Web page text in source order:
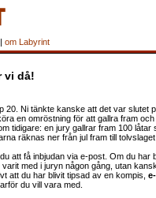
| om Labyrint
vi då!
20. Ni tänkte kanske att det var slutet
en omröstning för att gallra fram
tidigare: en jury gallrar fram 100 låtar
räknas ner från jul fram till
att få inbjudan via e-post. Om du har
med i juryn någon gång, utan
att du har blivit tipsad av en kompis,
du vill vara med.